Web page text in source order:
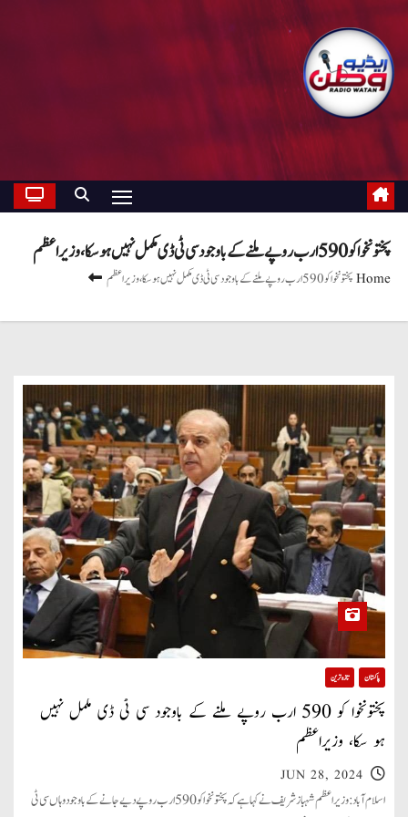
پختونخوا کو 590 ارب روپے ملنے کے باوجود سی ٹی ڈی مکمل نہیں ہو سکا، وزیراعظم
Homeپختونخوا کو 590 ارب روپے ملنے کے باوجود سی ٹی ڈی مکمل نہیں ہو سکا، وزیراعظم
پاکستان تازہ ترین
پختونخوا کو 590 ارب روپے ملنے کے باوجود سی ٹی ڈی مکمل نہیں
ہو سکا، وزیراعظم
JUN 28, 2024
اسلام آباد: وزیراعظم شہباز شریف نے کہا ہے کہ پختونخوا کو 590 ارب روپے دیے جانے کے باوجود وہاں سی ٹی